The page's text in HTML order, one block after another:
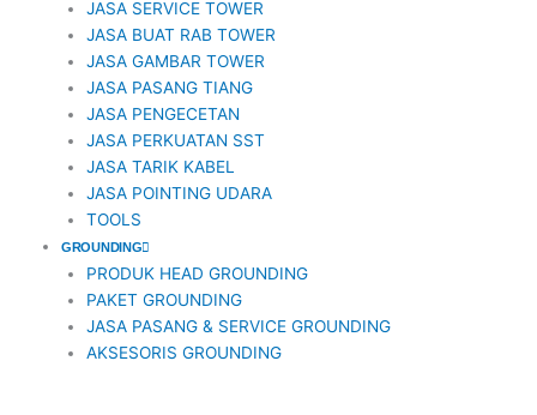
JASA SERVICE TOWER
JASA BUAT RAB TOWER
JASA GAMBAR TOWER
JASA PASANG TIANG
JASA PENGECETAN
JASA PERKUATAN SST
JASA TARIK KABEL
JASA POINTING UDARA
TOOLS
GROUNDING
PRODUK HEAD GROUNDING
PAKET GROUNDING
JASA PASANG & SERVICE GROUNDING
AKSESORIS GROUNDING